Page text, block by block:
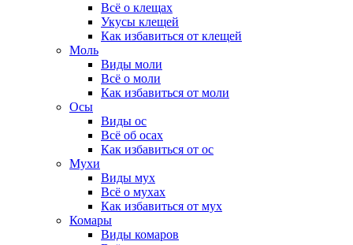
Всё о клещах
Укусы клещей
Как избавиться от клещей
Моль
Виды моли
Всё о моли
Как избавиться от моли
Осы
Виды ос
Всё об осах
Как избавиться от ос
Мухи
Виды мух
Всё о мухах
Как избавиться от мух
Комары
Виды комаров